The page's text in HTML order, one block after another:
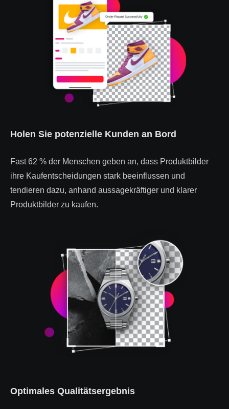
Holen Sie potenzielle Kunden an Bord
Fast 62 % der Menschen geben an, dass Produktbilder
ihre Kaufentscheidungen stark beeinflussen und
tendieren dazu, anhand aussagekräftiger und klarer
Produktbilder zu kaufen.
Optimales Qualitätsergebnis